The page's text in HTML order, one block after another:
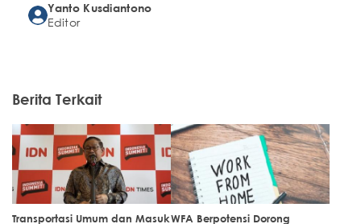
Yanto Kusdiantono
Editor
Berita Terkait
Transportasi Umum dan MasukWFA Berpotensi Dorong